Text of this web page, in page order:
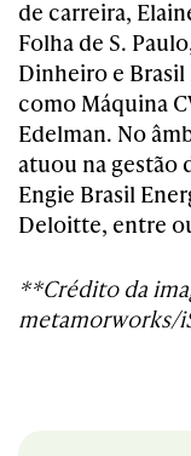
de carreira,
Folha de S.
Dinheiro e
como Máquina
Edelman. No
atuou na gestão
Engie Brasil
Deloitte, entre
**Crédito da
metamorworks/